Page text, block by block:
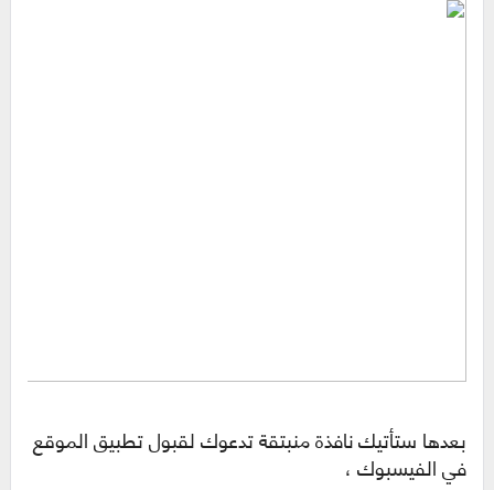
بعدها ستأتيك نافذة منبتقة تدعوك لقبول تطبيق الموقع
في الفيسبوك ،